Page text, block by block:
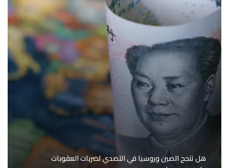
هل تنجح الصين وروسيا في التصدي لضربات العقوبات